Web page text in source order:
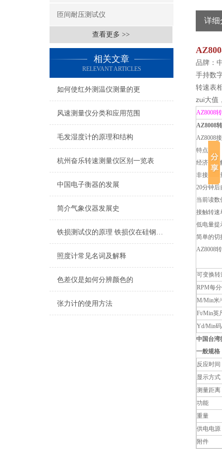
匝间耐压测试仪
查看更多 >>
相关文章
RELEVANT ARTICLES
如何使红外测温仪测量的更
风速测量仪分类和应用范围
毛发湿度计的原理和结构
杭州奋乐转速测量仪区别一览表
中国电子衡器的发展
简介气象仪器发展史
铁损测试仪的原理 铁损仪在硅钢片的应用
照度计常见名词及解释
色差仪是如何分辨颜色的
张力计的使用方法
详细
品牌：
手持数
转速表
zui大值
AZ8008
AZ8008
AZ8008
特点：
经济型接
非接触测
20分钟
当前读数
接触转速
低电量提
简单的切
AZ8008
可变换转
RPM每
M/Min米
Ft/Min英
Yd/Min
中国台湾
一般规格
反应时间
显示方式
测量距离
功能
重量
供电电源
附件